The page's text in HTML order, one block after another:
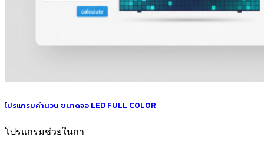
โปรแกรมคำนวน ขนาดจอ LED FULL COLOR
โปรแกรมช่วยในกา